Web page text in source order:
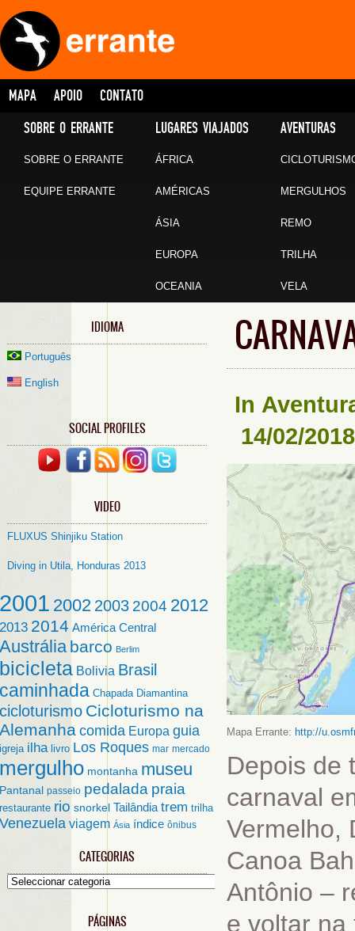
MAPA APOIO CONTATO
SOBRE O ERRANTE
SOBRE O ERRANTE
EQUIPE ERRANTE
LUGARES VIAJADOS
ÁFRICA
AMÉRICAS
ÁSIA
EUROPA
OCEANIA
AVENTURAS
MERGULHOS
REMO
TRILHA
VELA
IDIOMA
Português
English
SOCIAL PROFILES
VIDEO
FLUXUS Shinjiku Station
Diving in Utila, Honduras 2013
2001 2002 2003 2004 2012
2013 2014 América Central
Austrália barco Berlim
bicicleta Bolivia Brasil
caminhada Chapada Diamantina
cicloturismo Cicloturismo na
Alemanha comida Europa guia
igreja ilha livro Los Roques mar mercado
mergulho montanha museu
Pantanal passeio pedalada praia
restaurante rio snorkel Tailândia trem trilha
Venezuela viagem Ásia índice ônibus
CATEGORIAS
Categorias
PÁGINAS
In
14/02/2018
Mapa Errante: http://
Depois de
carnaval
Vermelho,
Canoa
Antônio –
e voltar